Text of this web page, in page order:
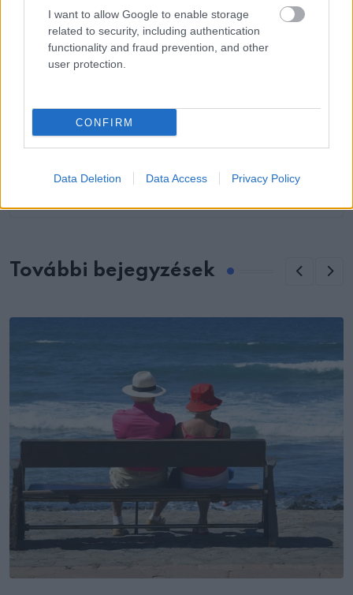
I want to allow Google to enable storage
related to security, including authentication
functionality and fraud prevention, and other
user protection.
CONFIRM
Data Deletion Data Access Privacy Policy
meglátja az elképzelhetetlent
elakad a szavam
További bejegyzések